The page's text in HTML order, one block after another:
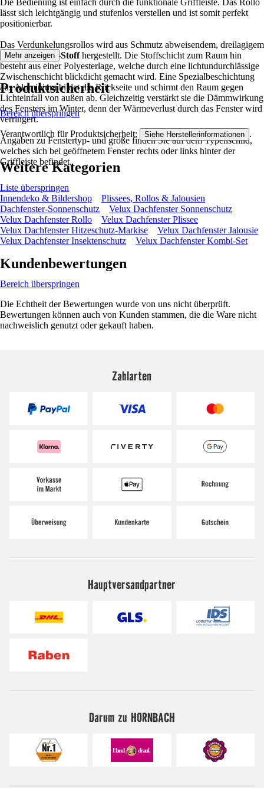
Die Bedienung ist einfach durch die funktionale Griffleiste. Das Rollo
lässt sich leichtgängig und stufenlos verstellen und ist somit perfekt
positionierbar.
Das Verdunkelungsrollos wird aus Schmutz abweisendem, dreilagigem
OEKO-TEX®-Stoffhergestellt. Die Stoffschicht zum Raum hin
besteht aus einer Polyesterlage, welche durch eine lichtundurchlässige
Zwischenschicht blickdicht gemacht wird. Eine Spezialbeschichtung
aus Aluminium bildet die Rückseite und schirmt den Raum gegen
Lichteinfall von außen ab. Gleichzeitig verstärkt sie die Dämmwirkung
des Fensters im Winter, denn der Wärmeverlust durch das Fenster wird
verringert.
Angaben zu Fenstertyp- und größe finden Sie auf dem Typenschild,
welches sich bei geöffnetem Fenster rechts oder links hinter der
Griffleiste befindet.
Mehr anzeigen
Produktsicherheit
Bereich überspringen
Verantwortlich für Produktsicherheit: Siehe Herstellerinformationen .
Weitere Kategorien
Liste überspringen
Innendeko & Bildershop
Plissees, Rollos & Jalousien
Dachfenster-Sonnenschutz
Velux Dachfenster Sonnenschutz
Velux Dachfenster Rollo
Velux Dachfenster Plissee
Velux Dachfenster Hitzeschutz-Markise
Velux Dachfenster Jalousie
Velux Dachfenster Insektenschutz
Velux Dachfenster Kombi-Set
Kundenbewertungen
Bereich überspringen
Die Echtheit der Bewertungen wurde von uns nicht überprüft.
Bewertungen können auch von Kunden stammen, die die Ware nicht
nachweislich genutzt oder gekauft haben.
Zahlarten
Hauptversandpartner
Darum zu HORNBACH